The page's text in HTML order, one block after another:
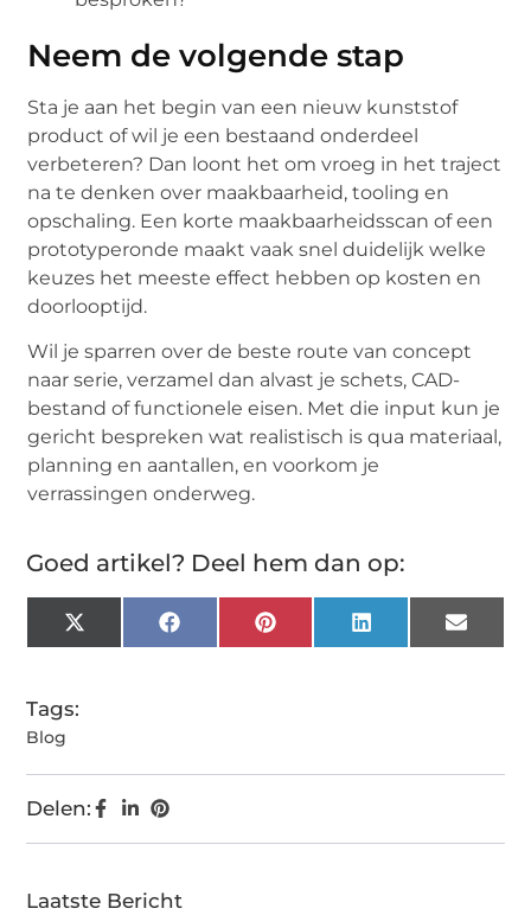
Neem de volgende stap
Sta je aan het begin van een nieuw kunststof
product of wil je een bestaand onderdeel
verbeteren? Dan loont het om vroeg in het traject
na te denken over maakbaarheid, tooling en
opschaling. Een korte maakbaarheidsscan of een
prototyperonde maakt vaak snel duidelijk welke
keuzes het meeste effect hebben op kosten en
doorlooptijd.
Wil je sparren over de beste route van concept
naar serie, verzamel dan alvast je schets, CAD-
bestand of functionele eisen. Met die input kun je
gericht bespreken wat realistisch is qua materiaal,
planning en aantallen, en voorkom je
verrassingen onderweg.
Goed artikel? Deel hem dan op:
X
(Twitter)
FacebookPinterest LinkedIn Email
Tags:
Blog
Delen:
Laatste Bericht